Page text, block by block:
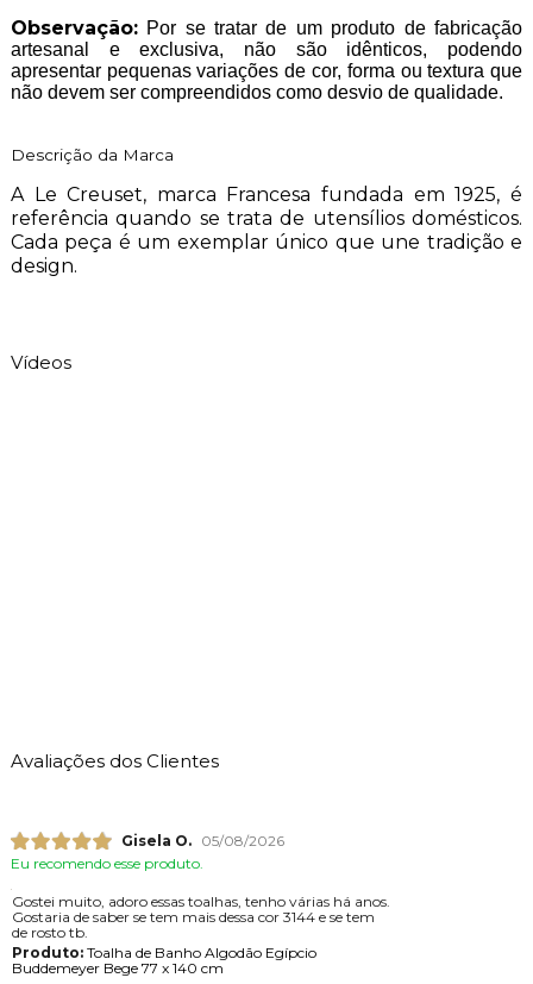
Observação:Por se tratar de um produto de fabricação
artesanal e exclusiva, não são idênticos, podendo
apresentar pequenas variações de cor, forma ou textura que
não devem ser compreendidos como desvio de qualidade.
Descrição da Marca
A Le Creuset, marca Francesa fundada em 1925, é
referência quando se trata de utensílios domésticos.
Cada peça é um exemplar único que une tradição e
design.
Vídeos
Avaliações dos Clientes
Gisela O.
05/08/2026
Eu recomendo esse produto.
Gostei muito, adoro essas toalhas, tenho várias há anos.
Gostaria de saber se tem mais dessa cor 3144 e se tem
de rosto tb.
Produto:Toalha de Banho Algodão Egípcio
Buddemeyer Bege 77 x 140 cm